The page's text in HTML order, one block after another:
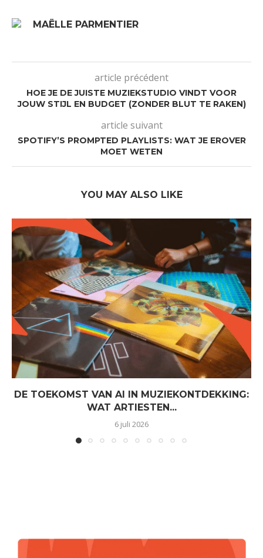
MAËLLE PARMENTIER
article précédent
HOE JE DE JUISTE MUZIEKSTUDIO VINDT VOOR
JOUW STIJL EN BUDGET (ZONDER BLUT TE RAKEN)
article suivant
SPOTIFY’S PROMPTED PLAYLISTS: WAT JE EROVER
MOET WETEN
YOU MAY ALSO LIKE
DE TOEKOMST VAN AI IN MUZIEKONTDEKKING:
WAT ARTIESTEN...
6 juli 2026